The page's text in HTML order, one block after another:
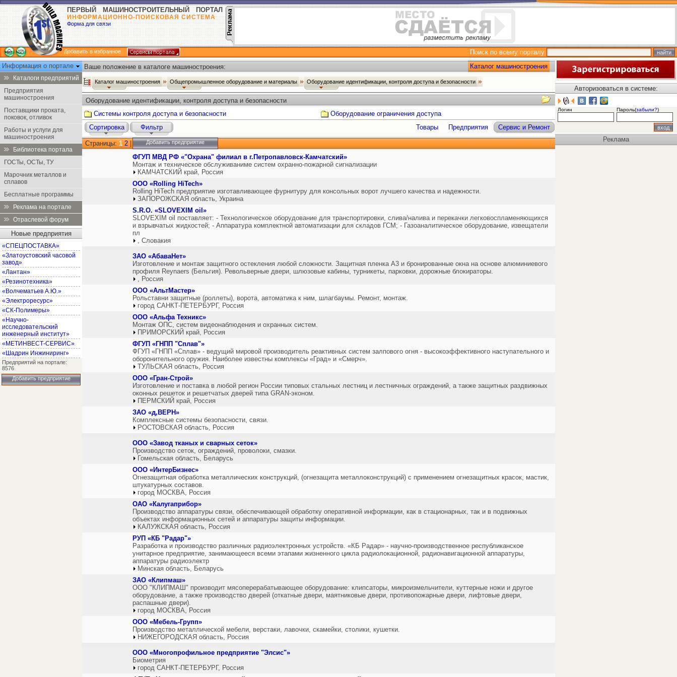
ПЕРВЫЙ МАШИНОСТРОИТЕЛЬНЫЙ ПОРТАЛ
ИНФОРМАЦИОННО-ПОИСКОВАЯ СИСТЕМА
Форма для связи
Добавить в избранное
Поиск по всему порталу
Информация о портале
Каталоги предприятий
Предприятия
машиностроения
Поставщики проката,
поковок, отливок
Работы и услуги для
машиностроения
Библиотека портала
ГОСТы, ОСТы, ТУ
Марочник металлов и
сплавов
Бесплатные программы
Реклама на портале
Отраслевой форум
Новые предприятия
«СПЕЦПОСТАВКА»
«Златоустовский часовой
завод»
«Лантан»
«Резинотехника»
«Волчематьев А.Ю.»
«Электроресурс»
«СК-Полимеры»
«Научно-
исследовательский
инженерный институт»
«МЕТИНВЕСТ-СЕРВИС»
«Шадрин Инжиниринг»
Предприятий на портале:
8576
Добавить предприятие
Ваше положение в каталоге машиностроения: Каталог машиностроения
Каталог машиностроения Общепромышленное оборудование и материалы Оборудование идентификации, контроля доступа и безопасности
Оборудование идентификации, контроля доступа и безопасности
Системы контроля доступа и безопасности
Оборудование ограничения доступа
Сортировка
Фильтр Товары Предприятия Сервис и Ремонт
Страницы: 1 2 Добавить предприятие
ФГУП МВД РФ «"Охрана" филиал в г.Петропавловск-Камчатский»
Монтаж и техническое обслуживаниме систем охранно-пожарной сигнализации
КАМЧАТСКИЙ край, Россия
ООО «Rolling HiTech»
Rolling HiTech предприятие изготавливающее фурнитуру для консольных ворот лучшего качества и надежности.
ЗАПОРОЖСКАЯ область, Украина
S.R.O. «SLOVEXIM oil»
SLOVEXIM oil поставляет: - Технологическое оборудование для транспортировки, слива/налива и перекачки легковоспламеняющихся
и взрывчатых жидкостей; - Аппаратура комплектной автоматизации для складов ГСМ; - Газоаналитическое оборудование, извещатели
пл
, Словакия
ЗАО «АбаваНет»
Изготовление и монтаж защитного остекления любой сложности. Защитная пленка А3 и бронированные окна на основе алюминиевого
профиля Reynaers (Бельгия). Револьверные двери, шлюзовые кабины, турникеты, парковки, дорожные блокираторы.
, Россия
ООО «АльтМастер»
Рольставни защитные (роллеты), ворота, автоматика к ним, шлагбаумы. Ремонт, монтаж.
город САНКТ-ПЕТЕРБУРГ, Россия
ООО «Альфа Техникс»
Монтаж ОПС, систем видеонаблюдения и охранных систем.
ПРИМОРСКИЙ край, Россия
ФГУП «ГНПП "Сплав"»
ФГУП «ГНПП «Сплав» - ведущий мировой производитель реактивных систем залпового огня - высокоэффективного наступательного и
оборонительного оружия. Наиболее известны комплексы «Град» и «Смерч».
ТУЛЬСКАЯ область, Россия
ООО «Гран-Строй»
Изготовление и поставка в любой регион России типовых стальных лестниц и лестничных ограждений, а также защитных раздвижных
оконных решеток и решетчатых дверей типа GRAN-эконом.
ПЕРМСКИЙ край, Россия
ЗАО «д,ВЕРН»
Комплексные системы безопасности, связи.
РОСТОВСКАЯ область, Россия
ООО «Завод тканых и сварных сеток»
Производство сеток, ограждений, проволоки, смазки.
Гомельская область, Беларусь
ООО «ИнтерБизнес»
Огнезащитная обработка металлических конструкций, (огнезащита металлоконструкций) с применением огнезащитных красок, мастик,
штукатурных составов.
город МОСКВА, Россия
ОАО «Калугаприбор»
Производство аппаратуры связи, обеспечивающей обработку оперативной информации, как в стационарных, так и в подвижных
объектах информационных сетей и аппаратуры защиты информации.
КАЛУЖСКАЯ область, Россия
РУП «КБ "Радар"»
Разработка и производство различных радиоэлектронных устройств. «КБ Радар» - научно-производственное республиканское
унитарное предприятие, занимающееся всеми этапами жизненного цикла радиолокационной, радионавигационной аппаратуры,
аппаратуры радиоэлектр
Минская область, Беларусь
ЗАО «Клипмаш»
ООО "КЛИПМАШ" производит мясоперерабатывающее оборудование: клипсаторы, микроизмельчители, куттерные ножи и другое
оборудование, а также производство дверей (откатные двери, маятниковые двери, противопожарные двери, лифтовые двери,
распашные двери).
город МОСКВА, Россия
ООО «Мебель-Групп»
Производство металлической мебели, верстаки, лавочки, скамейки, столики, кушетки.
НИЖЕГОРОДСКАЯ область, Россия
ООО «Многопрофильное предприятие "Элсис"»
Биометрия
город САНКТ-ПЕТЕРБУРГ, Россия
Авторизоваться в системе:
Логин Пароль(забыли?)
Реклама